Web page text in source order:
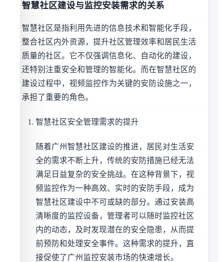
智慧社区建设与监控安装需求的关系
智慧社区是指利用先进的信息技术和智能化手段，
整合社区内外资源，提升社区管理效率和居民生活
质量的社区。它不仅强调信息化、自动化的建设，
还特别注重安全和管理的智能化。而在智慧社区的
建设过程中，视频监控作为关键的安防设施之一，
承担了重要的角色。
智慧社区安全管理需求的提升
随着广州智慧社区建设的推进，居民对生活安
全的需求不断上升，传统的安防措施已经无法
满足日益复杂的安全挑战。在这种背景下，视
频监控作为一种高效、实时的安防手段，成为
智慧社区建设中不可或缺的部分。通过安装高
清晰度的监控设备，管理者可以随时监控社区
内的动态，及时发现潜在的安全隐患，从而提
前预防和处理安全事件。这种需求的提升，直
接促使了广州监控安装市场的快速增长。